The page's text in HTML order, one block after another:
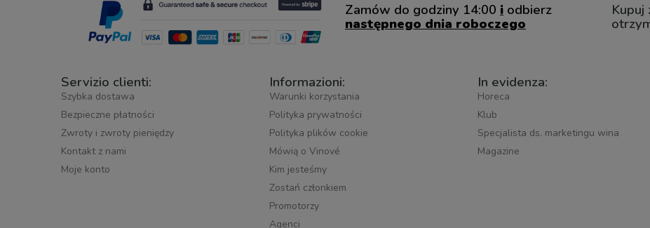
Zamów do godziny 14:00 i odbierz
następnego dnia roboczego
Kupuj
Servizio clienti:
Szybka dostawa
Bezpieczne płatności
Zwroty i zwroty pieniędzy
Kontakt z nami
Moje konto
Informazioni:
Warunki korzystania
Polityka prywatności
Polityka plików cookie
Mówią o Vinové
Kim jesteśmy
Zostań członkiem
Promotorzy
Agenci
In evidenza:
Horeca
Klub
Specjalista ds. marketingu wina
Magazine